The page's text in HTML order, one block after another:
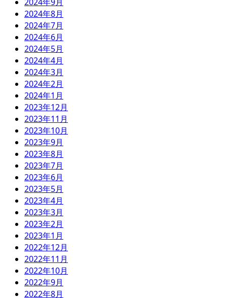
2024年8月
2024年7月
2024年6月
2024年5月
2024年4月
2024年3月
2024年2月
2024年1月
2023年12月
2023年11月
2023年10月
2023年9月
2023年8月
2023年7月
2023年6月
2023年5月
2023年4月
2023年3月
2023年2月
2023年1月
2022年12月
2022年11月
2022年10月
2022年9月
2022年8月